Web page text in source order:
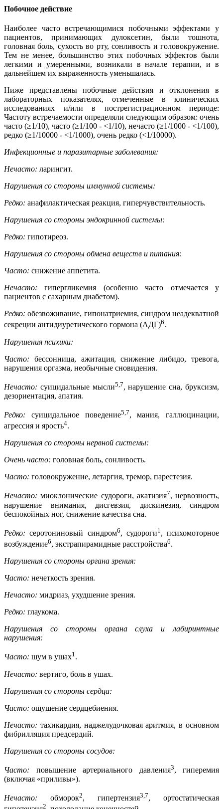
Побочное действие
Наиболее часто встречающимися побочными эффектами у
пациентов, принимающих дулоксетин, были тошнота,
головная боль, сухость во рту, сонливость и головокружение.
Тем не менее, большинство этих побочных эффектов были
легкими и умеренными, возникали в начале терапии, и в
дальнейшем их выраженность уменьшалась.
Ниже представлены побочные действия и отклонения в
лабораторных показателях, отмеченные в клинических
исследованиях и/или в пострегистрационном периоде:
Частоту встречаемости определяли следующим образом: очень
часто (≥1/10), часто (≥1/100 - <1/10), нечасто (≥1/1000 - <1/100),
редко (≥1/10000 - <1/1000), очень редко (<1/10000).
Инфекционные и паразитарные заболевания:
Нечасто: ларингит.
Нарушения со стороны иммунной системы:
Редко: анафилактическая реакция, гиперчувствительность.
Нарушения со стороны эндокринной системы:
Редко: гипотиреоз.
Нарушения со стороны обмена веществ и питания:
Часто: снижение аппетита.
Нечасто: гипергликемия (особенно часто отмечается у
пациентов с сахарным диабетом).
Редко: обезвоживание, гипонатриемия, синдром неадекватной
секреции антидиуретического гормона (АДГ)6.
Нарушения психики:
Часто: бессонница, ажитация, снижение либидо, тревога,
нарушения оргазма, необычные сновидения.
Нечасто: суицидальные мысли5,7, нарушение сна, бруксизм,
дезориентация, апатия.
Редко: суицидальное поведение5,7, мания, галлюцинации,
агрессия и ярость4.
Нарушения со стороны нервной системы:
Очень часто: головная боль, сонливость.
Часто: головокружение, летаргия, тремор, парестезия.
Нечасто: миоклонические судороги, акатизия7, нервозность,
нарушение внимания, дисгевзия, дискинезия, синдром
беспокойных ног, снижение качества сна.
Редко: серотониновый синдром6, судороги1 , психомоторное
возбуждение6, экстрапирамидные расстройства6.
Нарушения со стороны органа зрения:
Часто: нечеткость зрения.
Нечасто: мидриаз, ухудшение зрения.
Редко: глаукома.
Нарушения со стороны органа слуха и лабиринтные
нарушения:
Часто: шум в ушах1.
Нечасто: вертиго, боль в ушах.
Нарушения со стороны сердца:
Часто: ощущение сердцебиения.
Нечасто: тахикардия, наджелудочковая аритмия, в основном
фибрилляция предсердий.
Нарушения со стороны сосудов:
Часто: повышение артериального давления3, гиперемия
(включая «приливы»).
Нечасто: обморок2, гипертензия3,7, ортостатическая
2